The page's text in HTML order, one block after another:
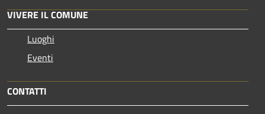
VIVERE IL COMUNE
Luoghi
Eventi
CONTATTI